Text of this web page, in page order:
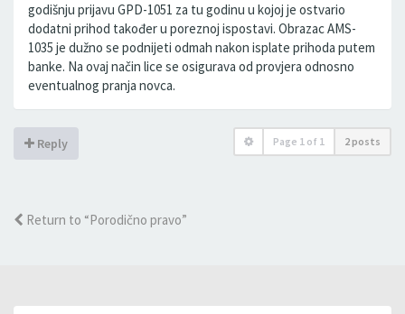
godišnju prijavu GPD-1051 za tu godinu u kojoj je ostvario
dodatni prihod također u poreznoj ispostavi. Obrazac AMS-
1035 je dužno se podnijeti odmah nakon isplate prihoda putem
banke. Na ovaj način lice se osigurava od provjera odnosno
eventualnog pranja novca.
Reply Page 1 of 1 2 posts
Return to “Porodično pravo”